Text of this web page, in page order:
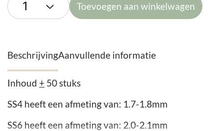
Toevoegen aan winkelwagen
BeschrijvingAanvullende informatie
Inhoud + 50 stuks
SS4 heeft een afmeting van: 1.7-1.8mm
SS6 heeft een afmeting van: 2.0-2.1mm